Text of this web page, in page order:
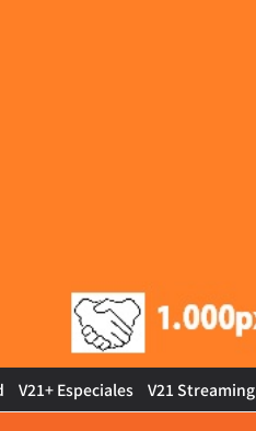
V21+ Especiales V21 Streaming